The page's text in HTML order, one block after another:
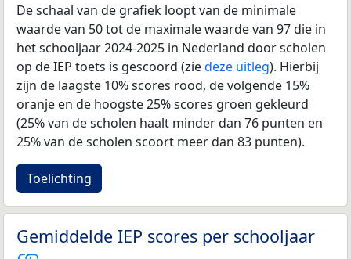
De schaal van de grafiek loopt van de minimale
waarde van 50 tot de maximale waarde van 97 die in
het schooljaar 2024-2025 in Nederland door scholen
op de IEP toets is gescoord (ziedeze uitleg). Hierbij
zijn de laagste 10% scores rood, de volgende 15%
oranje en de hoogste 25% scores groen gekleurd
(25% van de scholen haalt minder dan 76 punten en
25% van de scholen scoort meer dan 83 punten).
Toelichting
Gemiddelde IEP scores per schooljaar